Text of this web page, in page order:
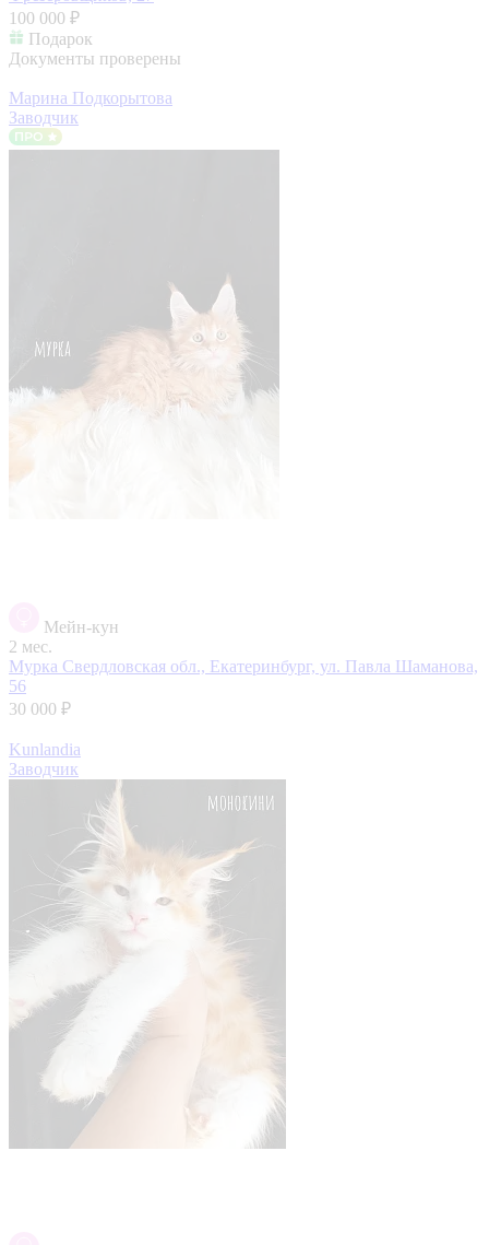
100 000 ₽
Подарок
Документы проверены
Марина Подкорытова
Заводчик
Мейн-кун
2 мес.
Мурка Свердловская обл., Екатеринбург, ул. Павла Шаманова,
56
30 000 ₽
Kunlandia
Заводчик